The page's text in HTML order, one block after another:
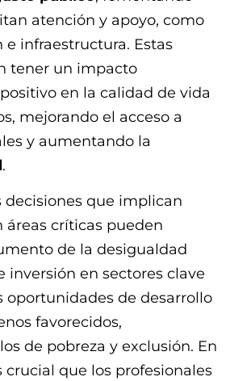
atención y apoyo, como
e infraestructura. Estas
tener un impacto
en la calidad de vida
mejorando el acceso a
y aumentando la
.
decisiones que implican
áreas críticas pueden
de la desigualdad
inversión en sectores clave
oportunidades de desarrollo
favorecidos,
de pobreza y exclusión. En
crucial que los profesionales